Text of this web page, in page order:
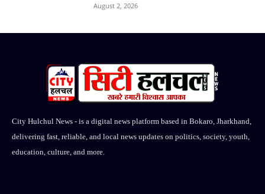
August 2, 2026
City Hulchul News - is a digital news platform based in Bokaro, Jharkhand,
delivering fast, reliable, and local news updates on politics, society, youth,
education, culture, and more.